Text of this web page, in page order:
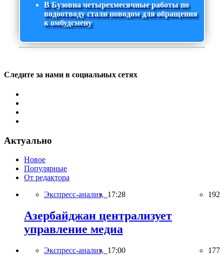
В Бузовна четырехмесячные работы по
водоотводу стали поводом для обращения
к омбудсмену
Следите за нами в социальных сетях
Актуально
Новое
Популярные
От редактора
Экспресс-анализ, 17:28 192
Азербайджан централизует
управление медиа
Экспресс-анализ, 17:00 177